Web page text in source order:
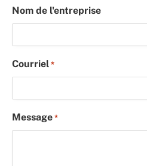
Nom de l'entreprise
Courriel *
Message *